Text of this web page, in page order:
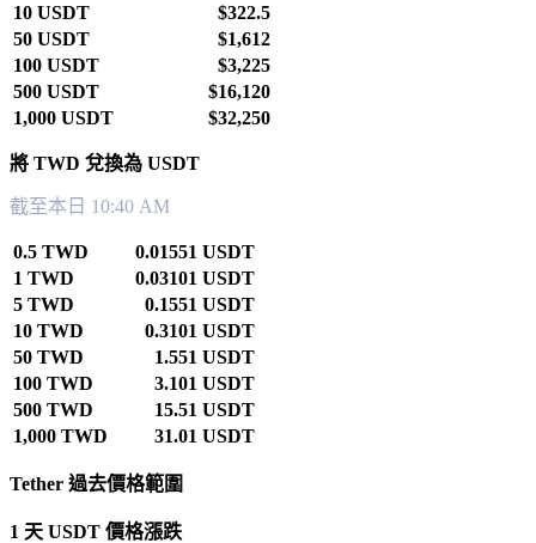
10 USDT
$322.5
50 USDT
$1,612
100 USDT
$3,225
500 USDT
$16,120
1,000 USDT
$32,250
將 TWD 兌換為 USDT
截至本日 10:40 AM
0.5 TWD
0.01551 USDT
1 TWD
0.03101 USDT
5 TWD
0.1551 USDT
10 TWD
0.3101 USDT
50 TWD
1.551 USDT
100 TWD
3.101 USDT
500 TWD
15.51 USDT
1,000 TWD
31.01 USDT
Tether 過去價格範圍
1 天 USDT 價格漲跌